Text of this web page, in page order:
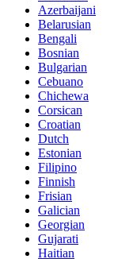
Azerbaijani
Belarusian
Bengali
Bosnian
Bulgarian
Cebuano
Chichewa
Corsican
Croatian
Dutch
Estonian
Filipino
Finnish
Frisian
Galician
Georgian
Gujarati
Haitian